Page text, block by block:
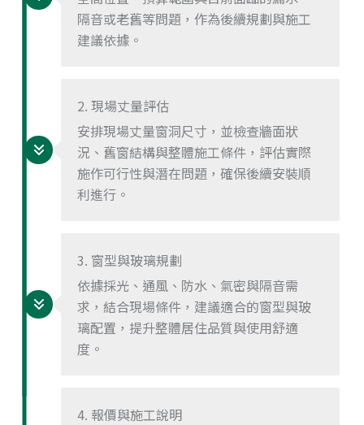
隔音或老舊等問題，作為後續規劃與施工
建議依據。
2. 現場丈量評估
安排現場丈量窗洞尺寸，並檢查牆面狀
況、舊窗結構與整體施工條件，評估實際
施作可行性與潛在問題，確保後續安裝順
利進行。
3. 窗型與玻璃規劃
依據採光、通風、防水、氣密與隔音需
求，結合現場條件，建議適合的窗型與玻
璃配置，提升整體居住品質與使用舒適
度。
4. 報價與施工說明